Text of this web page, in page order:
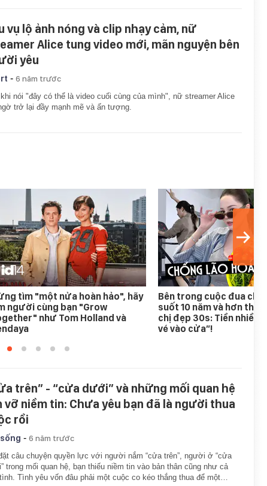
vụ lộ ảnh nóng và clip nhạy cảm, nữ
Alice tung video mới, mãn nguyện bên
yêu
- 6 năm trước
nói "đây có thể là video cuối cùng của mình", nữ streamer Alice
trở lại đầy mạnh mẽ và ấn tượng.
tìm "một nửa hoàn hảo", hãy
người cùng bạn "Grow
như Tom Holland và
Bên trong cuộc đua
suốt 10 năm và hơn thế
chị đẹp 30s: Tiền nhiều
vé vào cửa”!
trên” - “cửa dưới” và những mối quan hệ
vỡ niềm tin: Chưa yêu bạn đã là người thua
rồi
- 6 năm trước
câu chuyện quyền lực với người nắm “cửa trên”, người ở “cửa
trong mối quan hệ, bạn thiếu niềm tin vào bản thân cũng như cả
Tình yêu vốn đâu phải một cuộc co kéo thắng thua để một…